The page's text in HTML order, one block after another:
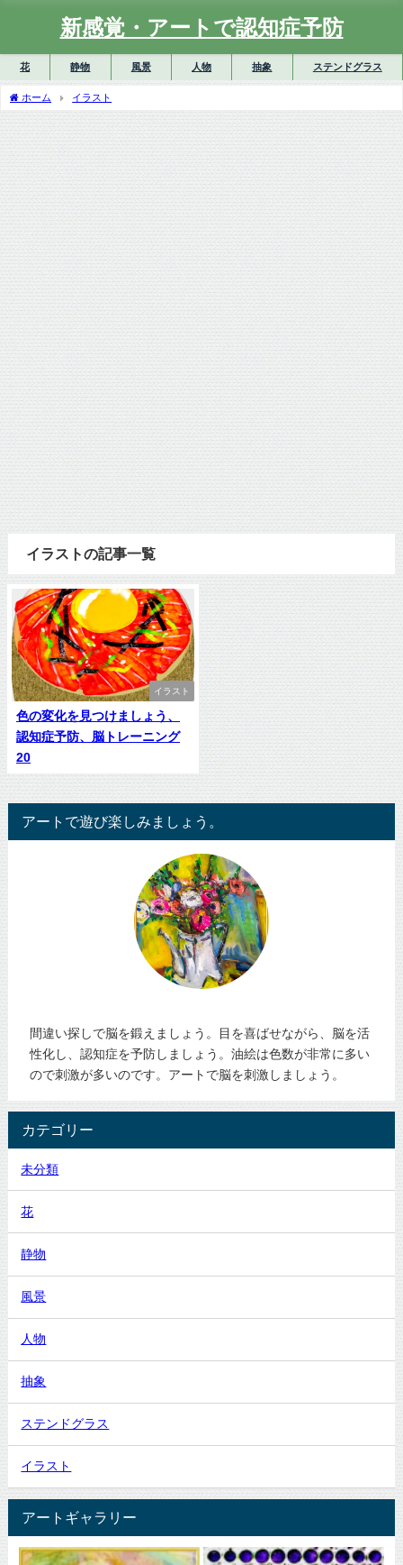
新感覚・アートで認知症予防
花 静物 風景 人物 抽象 ステンドグラス
ホーム イラスト
イラストの記事一覧
イラスト
色の変化を見つけましょう、
認知症予防、脳トレーニング
20
アートで遊び楽しみましょう。
間違い探しで脳を鍛えましょう。目を喜ばせながら、脳を活
性化し、認知症を予防しましょう。油絵は色数が非常に多い
ので刺激が多いのです。アートで脳を刺激しましょう。
カテゴリー
未分類
花
静物
風景
人物
抽象
ステンドグラス
イラスト
アートギャラリー